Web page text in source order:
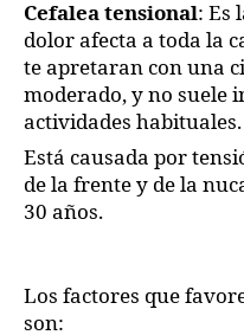
Cefalea tensional: Es
dolor afecta a toda la
te apretaran con una
moderado, y no suele
actividades habituales.
Está causada por
de la frente y de la
30 años.
Los factores que
son: